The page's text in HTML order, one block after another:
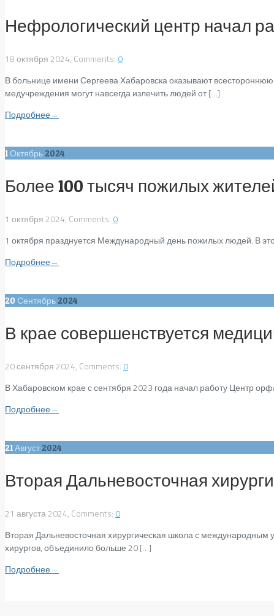
Нефрологический центр начал
18 октября 2024, Comments: 0
В больнице имени Сергеева Хабаровска оказывают
медучреждения могут навсегда излечить людей от […]
Подробнее→
1Октябрь2024
Более 100 тысяч пожилых
1 октября 2024, Comments: 0
1 октября празднуется Международный день пожилых людей. В
Подробнее→
20 Сентябрь2024
В крае совершенствуется
20 сентября 2024, Comments: 0
В Хабаровском крае с сентября 2023 года начал работу Центр
Подробнее→
21Август2024
Вторая Дальневосточная
21 августа 2024, Comments: 0
Вторая Дальневосточная хирургическая школа с международным
хирургов, объединило больше 20 […]
Подробнее→